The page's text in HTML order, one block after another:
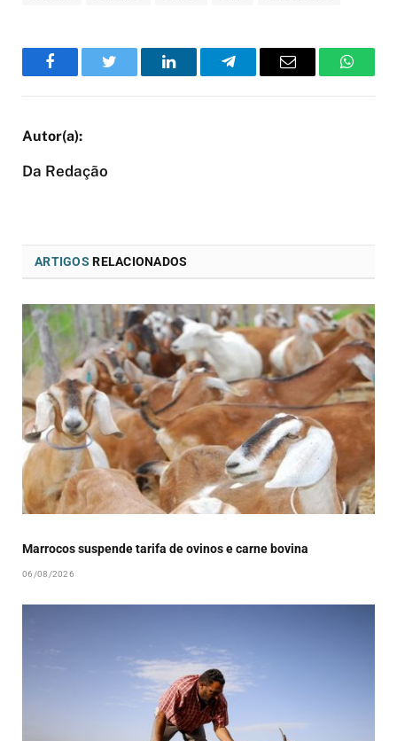
FacebookTwitter LinkedInTelegramEmail
Da Redação
ARTIGOS RELACIONADOS
Marrocos suspende tarifa de ovinos e carne bovina
06/08/2026